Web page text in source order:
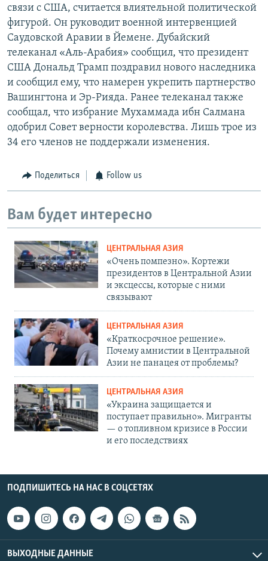
связи с США, считается влиятельной политической
фигурой. Он руководит военной интервенцией
Саудовской Аравии в Йемене. Дубайский
телеканал «Аль-Арабия» сообщил, что президент
США Дональд Трамп поздравил нового наследника
и сообщил ему, что намерен укрепить партнерство
Вашингтона и Эр-Рияда. Ранее телеканал также
сообщал, что избрание Мухаммада ибн Салмана
одобрил Совет верности королевства. Лишь трое из
34 его членов не поддержали изменения.
Поделиться Follow us
Вам будет интересно
ЦЕНТРАЛЬНАЯ АЗИЯ
«Очень помпезно». Кортежи
президентов в Центральной Азии
и эксцессы, которые с ними
связывают
ЦЕНТРАЛЬНАЯ АЗИЯ
«Краткосрочное решение».
Почему амнистии в Центральной
Азии не панацея от проблемы?
ЦЕНТРАЛЬНАЯ АЗИЯ
«Украина защищается и
поступает правильно». Мигранты
— о топливном кризисе в России
и его последствиях
ПОДПИШИТЕСЬ НА НАС В СОЦСЕТЯХ
ВЫХОДНЫЕ ДАННЫЕ